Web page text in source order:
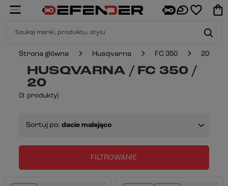
Strona główna Husqvarna FC 350 20
HUSQVARNA / FC 350 /
20
(3 produkty)
Sortuj po: dacie malejąco
FILTROWANIE